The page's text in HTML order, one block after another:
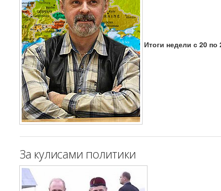
Итоги недели с 20 по
За кулисами политики